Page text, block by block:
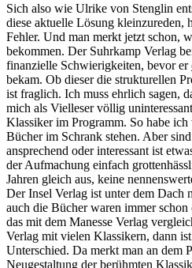
Sich also wie Ulrike von Stenglin
diese aktuelle Lösung kleinzureden,
Fehler. Und man merkt jetzt schon,
bekommen. Der Suhrkamp Verlag
finanzielle Schwierigkeiten, bevor er
bekam. Ob dieser die strukturellen
ist fraglich. Ich muss ehrlich sagen,
mich als Vielleser völlig
Klassiker im Programm. So habe
Bücher im Schrank stehen. Aber
ansprechend oder interessant ist
der Aufmachung einfach
Jahren gleich aus, keine
Der Insel Verlag ist unter dem Dach
auch die Bücher waren immer
das mit dem Manesse Verlag
Verlag mit vielen Klassikern, dann
Unterschied. Da merkt man an dem
Neugestaltung der berühmten